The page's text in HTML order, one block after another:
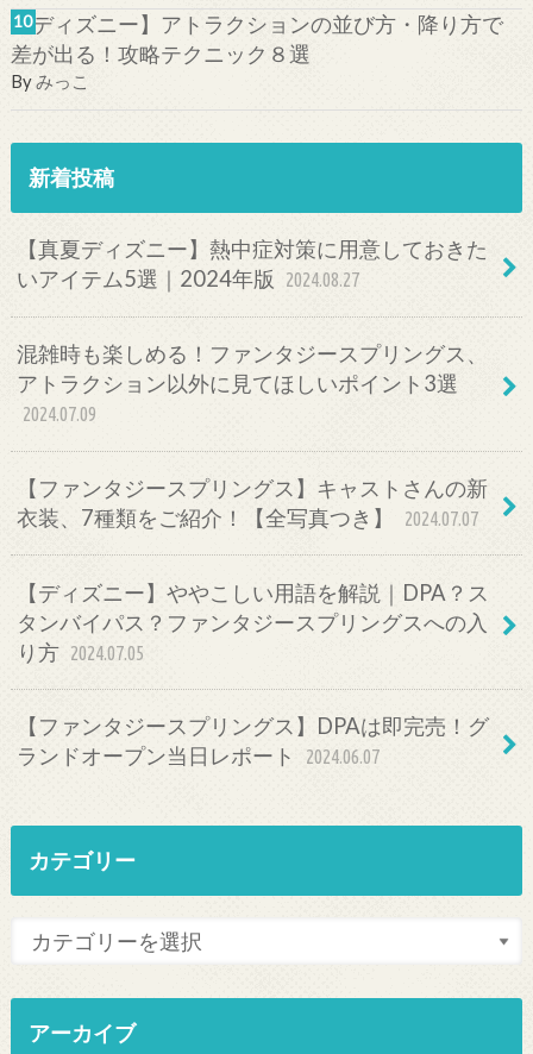
【ディズニー】アトラクションの並び方・降り方で
差が出る！攻略テクニック８選
Byみっこ
新着投稿
【真夏ディズニー】熱中症対策に用意しておきた
いアイテム5選｜2024年版
2024.08.27
混雑時も楽しめる！ファンタジースプリングス、
アトラクション以外に見てほしいポイント3選
2024.07.09
【ファンタジースプリングス】キャストさんの新
衣装、7種類をご紹介！【全写真つき】
2024.07.07
【ディズニー】ややこしい用語を解説｜DPA？ス
タンバイパス？ファンタジースプリングスへの入
り方 2024.07.05
【ファンタジースプリングス】DPAは即完売！グ
ランドオープン当日レポート
2024.06.07
カテゴリー
アーカイブ